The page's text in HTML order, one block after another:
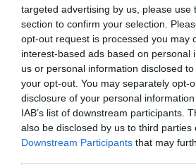
targeted advertising by us, please use
section to confirm your selection.
opt-out request is processed you may
interest-based ads based on personal
us or personal information disclosed
your opt-out. You may separately opt-
disclosure of your personal
IAB’s list of downstream participants.
also be disclosed by us to third parties
Downstream Participants that may
információnak, azokat
határidő előtt, hanem
miniszteri döntést. Ha már
levelet is előbb kapja meg
magam, jó lenne, ha annak
lakosság riogatására és
használná. Teljesen
Zsolt által vezetett egri